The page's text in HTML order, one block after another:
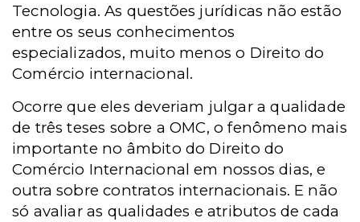
Tecnologia. As questões jurídicas não estão
entre os seus conhecimentos
especializados, muito menos o Direito do
Comércio internacional.
Ocorre que eles deveriam julgar a qualidade
de três teses sobre a OMC, o fenômeno mais
importante no âmbito do Direito do
Comércio Internacional em nossos dias, e
outra sobre contratos internacionais. E não
só avaliar as qualidades e atributos de cada